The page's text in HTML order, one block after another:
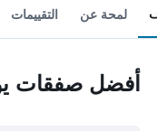
لمحة عن التقييمات
أفضل صفقات